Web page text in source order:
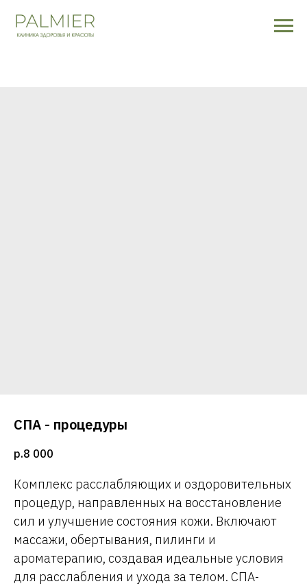
СПА - процедуры
р.8 000
Комплекс расслабляющих и оздоровительных
процедур, направленных на восстановление
сил и улучшение состояния кожи. Включают
массажи, обертывания, пилинги и
ароматерапию, создавая идеальные условия
для расслабления и ухода за телом. СПА-